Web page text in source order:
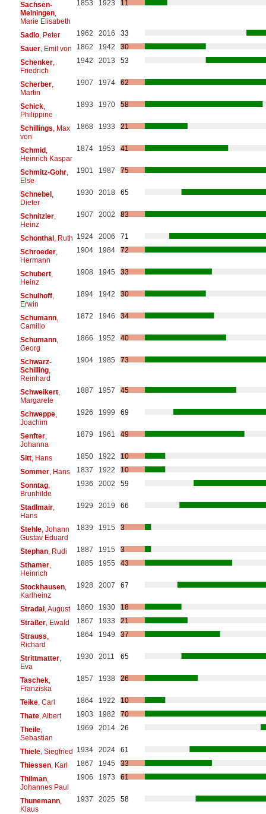
Sachsen-
Meiningen,
Marie Elisabeth
1853 1923 11
Sadlo, Peter 1962 2016
33
Sauer, Emil von 1862 1942
30
Schenker,
Friedrich
1942 2013 53
Scherber,
Martin
1907 1974 62
Schick,
Philippine
1893 1970 58
Schillings , Max
von
1868 1933 21
Schmid,
Heinrich Kaspar
1874 1953 41
Schmitz-Gohr,
Else
1901 1987 75
Schnebel,
Dieter
1930 2018 65
Schnitzler,
Heinz
1907 2002 83
Schonthal, Ruth 1924 2006
71
Schroeder,
Hermann
1904 1984 72
Schubert,
Heinz
1908 1945 33
Schulhoff,
Erwin
1894 1942 30
Schumann,
Camillo
1872 1946 34
Schumann,
Georg
1866 1952 40
Schwarz-
Schilling,
Reinhard
1904 1985 73
Schweikert,
Margarete
1887 1957 45
Schweppe,
Joachim
1926 1999 69
Senfter,
Johanna
1879 1961 49
Sitt, Hans 1850 1922
10
Sommer, Hans 1837 1922
10
Sonntag,
Brunhilde
1936 2002 59
Stadlmair,
Hans
1929 2019 66
Stehle, Johann
Gustav Eduard
1839 1915 3
Stephan, Rudi 1887 1915
3
Sthamer,
Heinrich
1885 1955 43
Stockhausen,
Karlheinz
1928 2007 67
Stradal, August 1860 1930
18
Sträßer, Ewald 1867 1933
21
Strauss
Richard
1864 1949 37
Strittmatter,
Eva
1930 2011 65
Taschek,
Franziska
1857 1938 26
Teike, Carl 1864 1922
10
Thate, Albert 1903 1982
70
Theile,
Sebastian
1969 2014 26
Thiele, Siegfried 1934 2024
61
Thiessen, Karl 1867 1945
33
Thilman,
Johannes Paul
1906 1973 61
Thunemann,
Klaus
1937 2025 58